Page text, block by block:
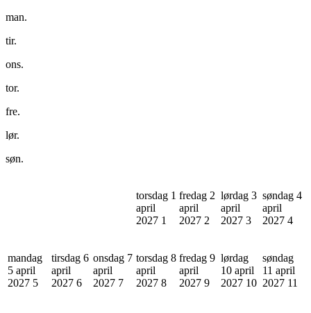
man.
tir.
ons.
tor.
fre.
lør.
søn.
torsdag 1
april
2027 1
fredag 2
april
2027 2
lørdag 3
april
2027 3
søndag 4
april
2027 4
mandag
5 april
2027 5
tirsdag 6
april
2027 6
onsdag 7
april
2027 7
torsdag 8
april
2027 8
fredag 9
april
2027 9
lørdag
10 april
2027 10
søndag
11 april
2027 11